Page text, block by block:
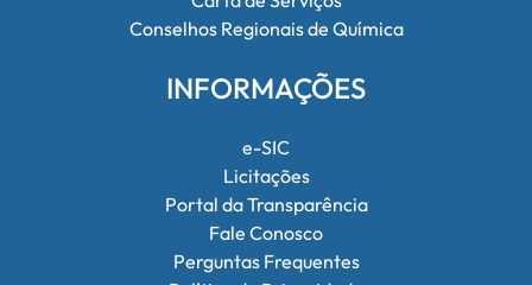
Conselhos Regionais de Química
INFORMAÇÕES
e-SIC
Licitações
Portal da Transparência
Fale Conosco
Perguntas Frequentes